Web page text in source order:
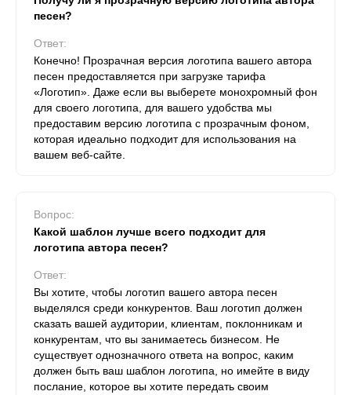
песен?
Ответ:
Конечно! Прозрачная версия логотипа вашего автора
песен предоставляется при загрузке тарифа
«Логотип». Даже если вы выберете монохромный фон
для своего логотипа, для вашего удобства мы
предоставим версию логотипа с прозрачным фоном,
которая идеально подходит для использования на
вашем веб-сайте.
Вопрос:
Какой шаблон лучше всего подходит для
логотипа автора песен?
Ответ:
Вы хотите, чтобы логотип вашего автора песен
выделялся среди конкурентов. Ваш логотип должен
сказать вашей аудитории, клиентам, поклонникам и
конкурентам, что вы занимаетесь бизнесом. Не
существует однозначного ответа на вопрос, каким
должен быть ваш шаблон логотипа, но имейте в виду
послание, которое вы хотите передать своим